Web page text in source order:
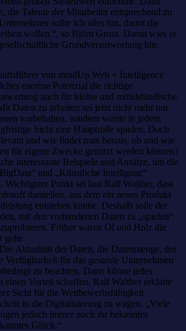
die Talente der Mitarbeiter entsprechend zu
sollte ich alles tun, damit die
wollen.“, so Björn Gross. Damit wies er
Grundverantwortung hin.
von mindUp Web + Intelligence
enorme Potenzial die richtige
auch für kleine und mittelständische
Daten zu arbeiten sei jetzt nicht mehr nur
vorbehalten, sondern werde in jedem
Sicht eine Hauptrolle spielen. Doch
und wie findet man heraus, ob und wie
für eigene Zwecke genutzt werden können?
interessante Beispiele und Ansätze, um die
und „Künstliche Intelligenz“
Wichtigster Punkt sei laut Ralf Walther, dass
darstellen, aus dem ein neues Produkt
entstehen könne. Deshalb solle der
mit den vorhandenen Daten zu „spielen“
Früher waren Öl und Holz die
gelte
Aktualität der Daten, die Datenmenge, der
Verfügbarkeit für das gesamte Unternehmen
zu beachten. Dann könne jedes
einen Vorteil schaffen. Ralf Walther erklärte
Sicht für die Wettbewerbsfähigkeit
in die Digitalisierung zu wagen. „Viele
jedoch immer noch ihr bekanntes
Glück.“